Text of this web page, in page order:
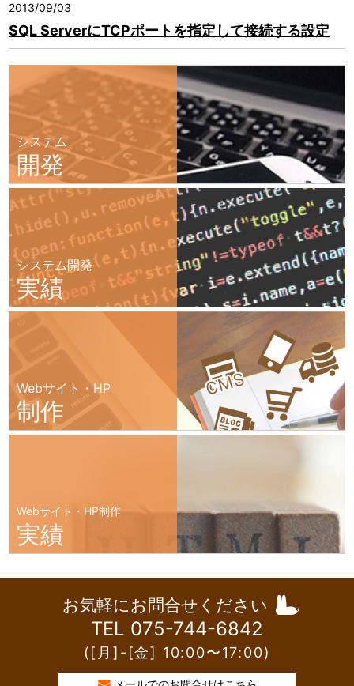
2013/09/03
SQL ServerにTCPポートを指定して接続する設定
システム
開発
システム開発
実績
Webサイト・HP
制作
Webサイト・HP制作
実績
お気軽にお問合せください
TEL 075-744-6842
([月]-[金] 10:00〜17:00)